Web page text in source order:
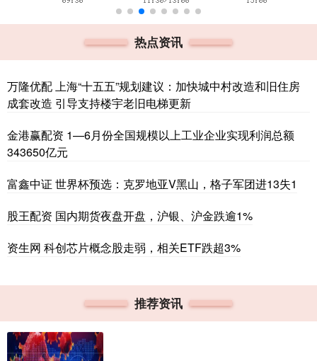
热点资讯
万隆优配 上海“十五五”规划建议：加快城中村改造和旧住房
成套改造 引导支持楼宇老旧电梯更新
金港赢配资 1—6月份全国规模以上工业企业实现利润总额
343650亿元
富鑫中证 世界杯预选：克罗地亚V黑山，格子军团进13失1
股王配资 国内期货夜盘开盘，沪银、沪金跌逾1%
资生网 科创芯片概念股走弱，相关ETF跌超3%
推荐资讯